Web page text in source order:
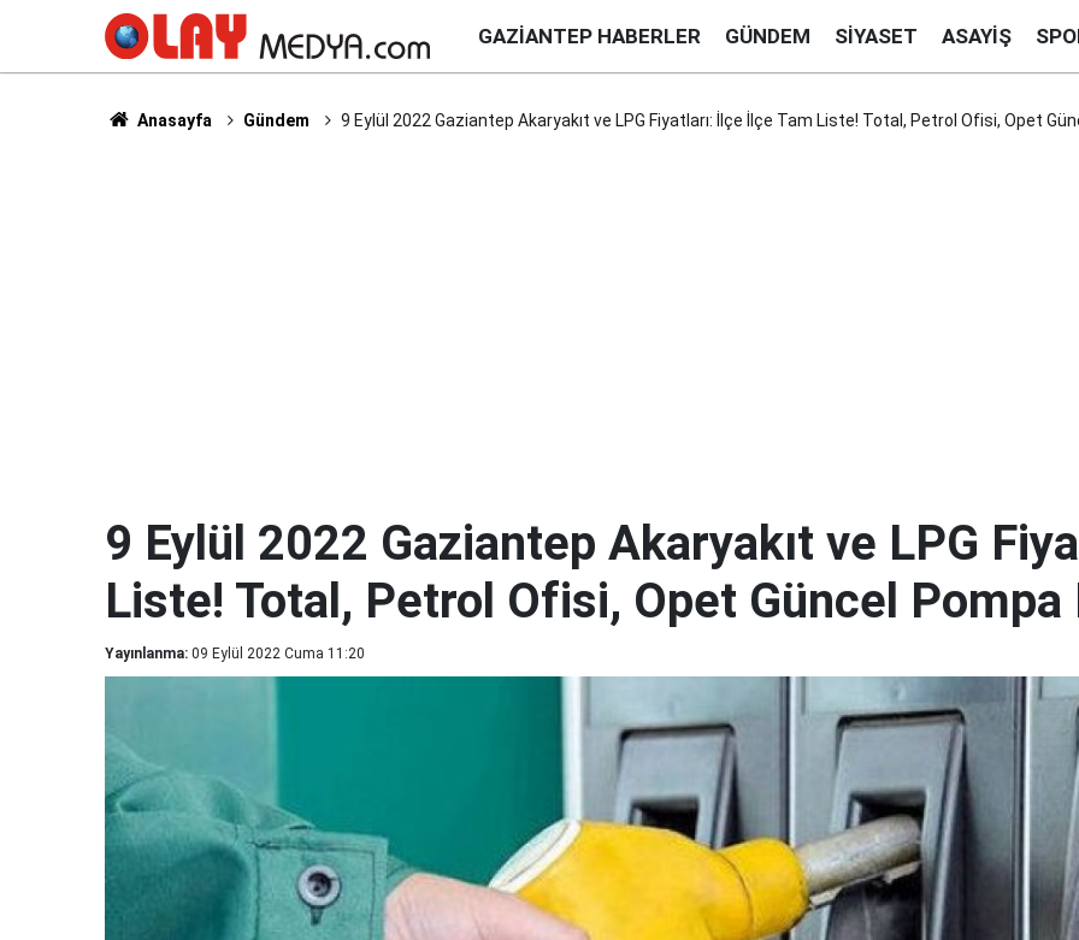
GAZIANTEP HABERLER GÜNDEM SIYASET ASAYIŞ
Anasayfa Gündem 9 Eylül 2022 Gaziantep Akaryakıt ve LPG Fiyatları: İlçe İlçe Tam Liste! Total, Petrol Ofisi, Opet
9 Eylül 2022 Gaziantep Akaryakıt ve LPG
Liste! Total, Petrol Ofisi, Opet Güncel Pompa
Yayınlanma: 09 Eylül 2022 Cuma 11:20